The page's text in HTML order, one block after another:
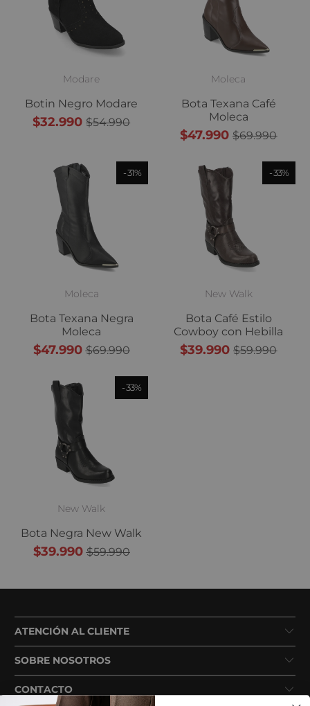
Modare
Botin Negro Modare
$32.990$54.990
Moleca
Bota Texana Café
Moleca
$47.990$69.990
31%
Moleca
Bota Texana Negra
Moleca
$47.990$69.990
33%
New Walk
Bota Café Estilo
Cowboy con Hebilla
$39.990$59.990
33%
New Walk
Bota Negra New Walk
$39.990$59.990
ATENCIÓN AL CLIENTE
SOBRE NOSOTROS
CONTACTO